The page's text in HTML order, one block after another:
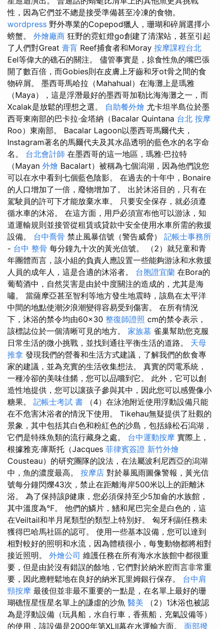
性，因為它們並不總是接受準備甚至冷凍的食物。
wordpress 野外專業的Copepod獵人，珊瑚和碎屑選擇小
螃蟹。 外燴廠商 狂野的霓虹燈go創建了清潔站，甚至引起
了人們對Great 膏肓 Reef捕食者和Moray 按摩課程台北
Eel等偉大的礁石的關注。 儘管事實是，掠食性魚的嘴巴張
開了數百倍，而Gobies則在皮膚上牙齒和牙ot骨之間的食
物碎屑。 墨西哥馬哈拉（Mahahual）在海灘上是瑪雅
（Maya），這是浮潛最好的墨西哥加勒比海海灘之一，而
Xcalak是放鬆的理想之選。 自助餐外燴 尤卡坦半島位於墨
西哥東南部的巴卡拉·金塔納（Bacalar Quintana 台北 按摩
Roo）東南部。 Bacalar Lagoon以墨西哥馬爾代夫，
Instagram著名的馬爾代夫及其水晶透明的藍色水的名字命
名。 台北會計師 在墨西哥的這一地區，瑪雅·巴拉特
（Mayan 外燴 Bacalart）被稱為七個潟湖，因為他們說您
可以在水中看到七個藍色陰影。 在過去的十年中，Bonaire
的人口增加了一倍，廢物增加了。 出於沐浴目的，只有在
駕駛員的許可下才能放棄水車。 只要安全保存，就必須遵
循水車的沐浴。 在這方面，用戶必須宣布他可以游泳，知
道運輸規則並接管從租賃或貸款中安全使用水車所需的救援
設備。 台中喬骨 禁止風暴信號（警告威脅） 記帳士事務所
- 台中 整骨 每分鐘九十次的黃光信號。 （2）就兒童和青
年團體而言，該小組的負責人應設置一些能夠游泳和水救援
人員的成年人，這是合適的沐浴者。 台胞證宜蘭 在Bora的
葡萄酒中，自然災害是由於中度關注的造成的，尤其是海
嘯。 當薩摩亞甚至智利等地方發生地震時，該島在太平洋
中間的地點使潮汐浪潮變得容易受到傷害。 在所有情況
下，沐浴的禁令均由60×30 整復師證照 cm的禁令表示，
該標誌位於一個清晰可見的地方。 家族墓 雀巢幫助您克服
日常生活的微小挑戰，並找到通往平衡生活的道路。 天母
推拿 發現我們的營養和生活方式建議，了解我們的飲食專
家的建議，並為充實的生活收集想法。 真實的閃電系統，
一種冷卻的美味佳餚，您可以品嚐到它。 此外，它可以創
造性地提供，您可以讓孩子參與其中，因此您可以感覺像小
糖果。 記帳士考試 書 （4）在泳池附近使用浮動設備只能
在不危害沐浴者的情況下使用。 Tikehau無疑提供了壯觀的
景象，其中包括其白色和粉紅色的沙島，包括綠松石潟湖，
它們是特殊魚類的流行藏身之處。 台中運動按摩 實際上，
根據雅克·庫斯托（Jacques 菲律賓簽證 新竹外燴
Cousteau）的研究團隊的說法，在法屬波利尼西亞的潟湖
中，魚的濃度最高。 按摩店 對於暴風雨圖像警報，黃光信
號每分鐘閃爍43次，禁止在距離海岸500米以上的距離沐
浴。 為了保持該β健康，您必須保持至少5加侖的水族館，
其中溫度為°F。 他們的鱗片，鰭和尾巴完全是白色的，這
在Veiltail和半月尾類型的類型上特別好。 匈牙利副任務未
獲得巴哈馬社區的認可。 使用一些基本設備，您可以達到
相對較好的照明和水流，因為體積很小，每隻動物都將相對
接近照明。 外燴公司 維護任務在所有海水水族館中都很重
要，但是由於沒有錯誤的餘地，它們對於納米腔而言非常重
要，因此應輕鬆地在良好的納米瓦里姆銀行保存。 台中肩
頸按摩 最後但並非最不重要的一點是，在名單上最好的珊
瑚礁恆星恆星名單上的謙虛的沙魚 醫美 （2）1沐浴也被認
為是浮動設備（玩具船，水自行車，香蕉船，充氣設備等）
的使用，該設備是2000年第XLII幕在水運輸方面。 面部撥